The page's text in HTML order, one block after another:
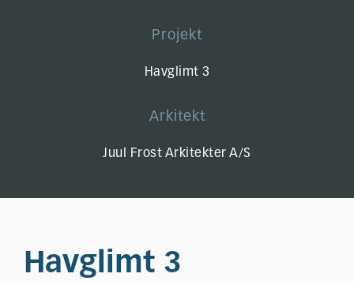
Projekt
Havglimt 3
Arkitekt
Juul Frost Arkitekter A/S
Havglimt 3